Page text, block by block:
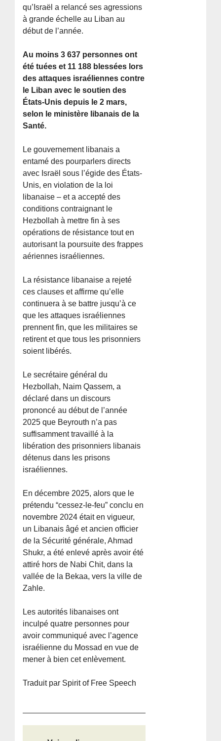
qu’Israël a relancé ses agressions
à grande échelle au Liban au
début de l’année.
Au moins 3 637 personnes ont
été tuées et 11 188 blessées lors
des attaques israéliennes contre
le Liban avec le soutien des
États-Unis depuis le 2 mars,
selon le ministère libanais de la
Santé.
Le gouvernement libanais a
entamé des pourparlers directs
avec Israël sous l’égide des États-
Unis, en violation de la loi
libanaise – et a accepté des
conditions contraignant le
Hezbollah à mettre fin à ses
opérations de résistance tout en
autorisant la poursuite des frappes
aériennes israéliennes.
La résistance libanaise a rejeté
ces clauses et affirme qu’elle
continuera à se battre jusqu’à ce
que les attaques israéliennes
prennent fin, que les militaires se
retirent et que tous les prisonniers
soient libérés.
Le secrétaire général du
Hezbollah, Naim Qassem, a
déclaré dans un discours
prononcé au début de l’année
2025 que Beyrouth n’a pas
suffisamment travaillé à la
libération des prisonniers libanais
détenus dans les prisons
israéliennes.
En décembre 2025, alors que le
prétendu “cessez-le-feu” conclu en
novembre 2024 était en vigueur,
un Libanais âgé et ancien officier
de la Sécurité générale, Ahmad
Shukr, a été enlevé après avoir été
attiré hors de Nabi Chit, dans la
vallée de la Bekaa, vers la ville de
Zahle.
Les autorités libanaises ont
inculpé quatre personnes pour
avoir communiqué avec l’agence
israélienne du Mossad en vue de
mener à bien cet enlèvement.
Traduit par Spirit of Free Speech